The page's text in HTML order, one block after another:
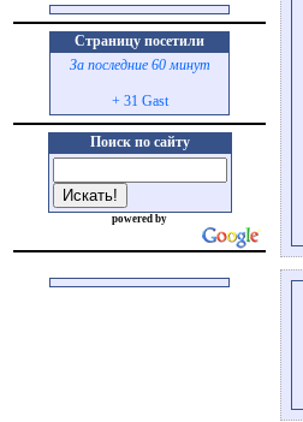
Страницу посетили
За последние 60 минут
+ 31 Gast
Поиск по сайту
powered by